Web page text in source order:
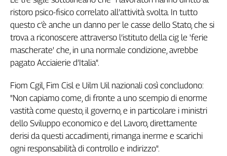
It
Easy
Inserti
Idea
Diffusa
Le
trasmissioni
tv
Work
Progress
ristoro psico-fisico correlato all’attività svolta. In tutto
questo c’è anche un danno per le casse dello Stato, che si
trova a riconoscere attraverso l’istituto della cig le 'ferie
mascherate' che, in una normale condizione, avrebbe
pagato Acciaierie d’Italia".
Fiom Cgil, Fim Cisl e Uilm Uil nazionali così concludono:
"Non capiamo come, di fronte a uno scempio di enorme
vastità come questo, il governo, e in particolare i ministri
dello Sviluppo economico e del Lavoro, direttamente
derisi da questi accadimenti, rimanga inerme e scarichi
ogni responsabilità di controllo e indirizzo".